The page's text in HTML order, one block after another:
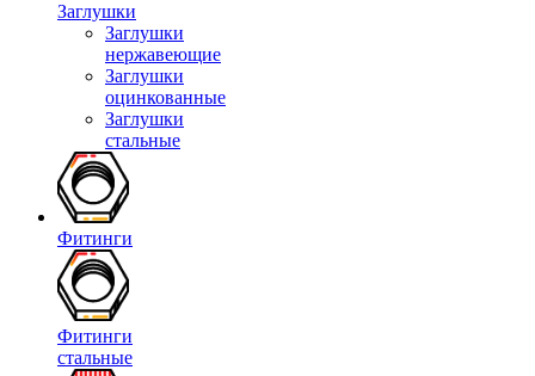
Заглушки
Заглушки
нержавеющие
Заглушки
оцинкованные
Заглушки
стальные
Фитинги
Фитинги
стальные